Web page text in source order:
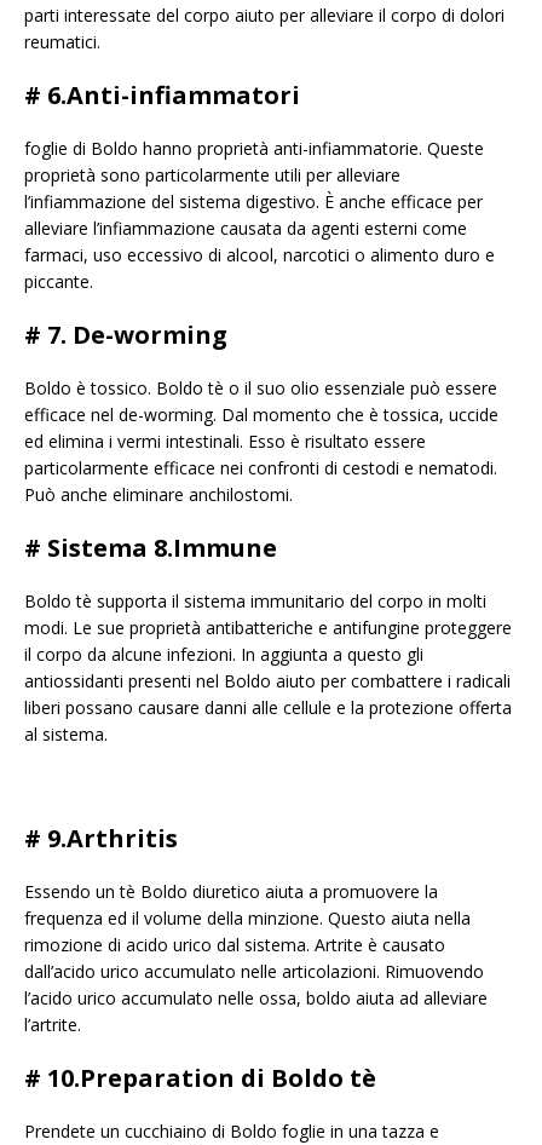
parti interessate del corpo aiuto per alleviare il corpo di dolori
reumatici.
# 6.Anti-infiammatori
foglie di Boldo hanno proprietà anti-infiammatorie. Queste
proprietà sono particolarmente utili per alleviare
l’infiammazione del sistema digestivo. È anche efficace per
alleviare l’infiammazione causata da agenti esterni come
farmaci, uso eccessivo di alcool, narcotici o alimento duro e
piccante.
# 7. De-worming
Boldo è tossico. Boldo tè o il suo olio essenziale può essere
efficace nel de-worming. Dal momento che è tossica, uccide
ed elimina i vermi intestinali. Esso è risultato essere
particolarmente efficace nei confronti di cestodi e nematodi.
Può anche eliminare anchilostomi.
# Sistema 8.Immune
Boldo tè supporta il sistema immunitario del corpo in molti
modi. Le sue proprietà antibatteriche e antifungine proteggere
il corpo da alcune infezioni. In aggiunta a questo gli
antiossidanti presenti nel Boldo aiuto per combattere i radicali
liberi possano causare danni alle cellule e la protezione offerta
al sistema.
# 9.Arthritis
Essendo un tè Boldo diuretico aiuta a promuovere la
frequenza ed il volume della minzione. Questo aiuta nella
rimozione di acido urico dal sistema. Artrite è causato
dall’acido urico accumulato nelle articolazioni. Rimuovendo
l’acido urico accumulato nelle ossa, boldo aiuta ad alleviare
l’artrite.
# 10.Preparation di Boldo tè
Prendete un cucchiaino di Boldo foglie in una tazza e